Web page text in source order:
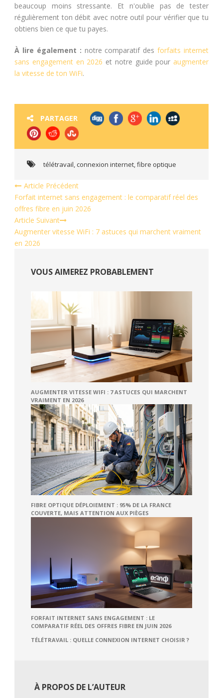
beaucoup moins stressante. Et n'oublie pas de tester
régulièrement ton débit avec notre outil pour vérifier que tu
obtiens bien ce que tu payes.
À lire également : notre comparatif desforfaits internet
sans engagement en 2026 et notre guide pour augmenter
la vitesse de ton WiFi.
PARTAGER
télétravail, connexion internet,fibre optique
Article Précédent
Forfait internet sans engagement : le comparatif réel des
offres fibre en juin 2026
Article Suivant
Augmenter vitesse WiFi : 7 astuces qui marchent vraiment
en 2026
VOUS AIMEREZ PROBABLEMENT
AUGMENTER VITESSE WIFI : 7 ASTUCES QUI MARCHENT
VRAIMENT EN 2026
FIBRE OPTIQUE DÉPLOIEMENT : 95% DE LA FRANCE
COUVERTE, MAIS ATTENTION AUX PIÈGES
FORFAIT INTERNET SANS ENGAGEMENT : LE
COMPARATIF RÉEL DES OFFRES FIBRE EN JUIN 2026
TÉLÉTRAVAIL : QUELLE CONNEXION INTERNET CHOISIR ?
À PROPOS DE L’AUTEUR